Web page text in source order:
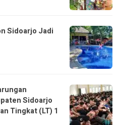
Sidoarjo Jadi
Sidoarjo
Tingkat (LT) 1